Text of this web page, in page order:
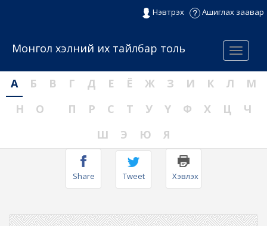
Нэвтрэх Ашиглах заавар
Menu
Монгол хэлний их тайлбар толь
А Б В Г Д Е Ё Ж З И К Л
М
Н
О П Р С Т У Ү Ф Х Ц
Ч
Ш
Э Ю Я
Share Tweet Хэвлэх